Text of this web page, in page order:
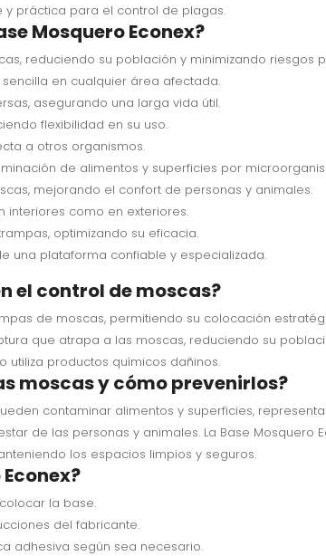
práctica para el control de plagas.
Mosquero Econex?
reduciendo su población y minimizando riesgos
en cualquier área afectada.
asegurando una larga vida útil.
flexibilidad en su uso.
a otros organismos.
de alimentos y superficies por
mejorando el confort de personas y animales.
interiores como en exteriores.
optimizando su eficacia.
una plataforma confiable y especializada.
el control de moscas?
de moscas, permitiendo su colocación
que atrapa a las moscas, reduciendo su
utiliza productos químicos dañinos.
moscas y cómo prevenirlos?
contaminar alimentos y superficies,
de las personas y animales. La Base Mosquero
los espacios limpios y seguros.
la base.
del fabricante.
adhesiva según sea necesario.